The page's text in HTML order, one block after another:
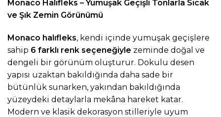
Monaco Halıfleks – Yumuşak Geçişli Tonlarla Sıcak
ve Şık Zemin Görünümü
Monaco halıfleks, kendi içinde yumuşak geçişlere
sahip 6 farklı renk seçeneğiyle zeminde doğal ve
dengeli bir görünüm oluşturur. Dokulu desen
yapısı uzaktan bakıldığında daha sade bir
bütünlük sunarken, yakından bakıldığında
yüzeydeki detaylarla mekâna hareket katar.
Modern ve klasik dekorasyon stilleriyle uyum